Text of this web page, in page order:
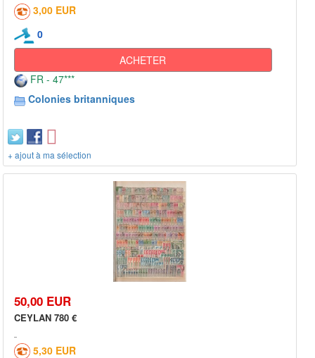
3,00 EUR
0
ACHETER
FR - 47***
Colonies britanniques
+ ajout à ma sélection
50,00 EUR
CEYLAN 780 €
5,30 EUR